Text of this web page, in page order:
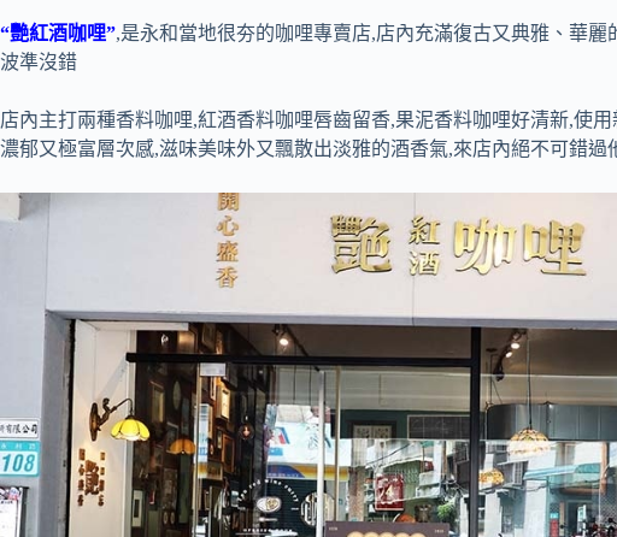
“艷紅酒咖哩”,是永和當地很夯的咖哩專賣店,店內充滿復古又典雅、華麗
波準沒錯
店內主打兩種香料咖哩,紅酒香料咖哩唇齒留香,果泥香料咖哩好清新,使
濃郁又極富層次感,滋味美味外又飄散出淡雅的酒香氣,來店內絕不可錯過